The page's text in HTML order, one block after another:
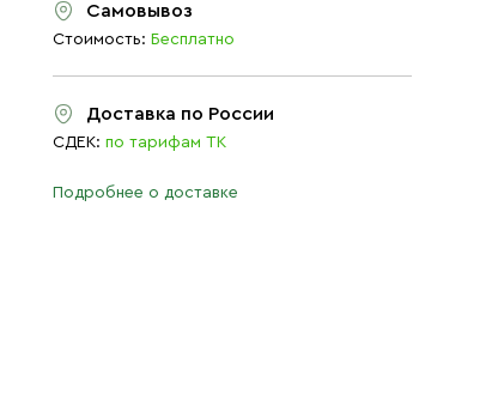
Самовывоз
Стоимость: Бесплатно
Доставка по России
СДЕК: по тарифам ТК
Подробнее о доставке